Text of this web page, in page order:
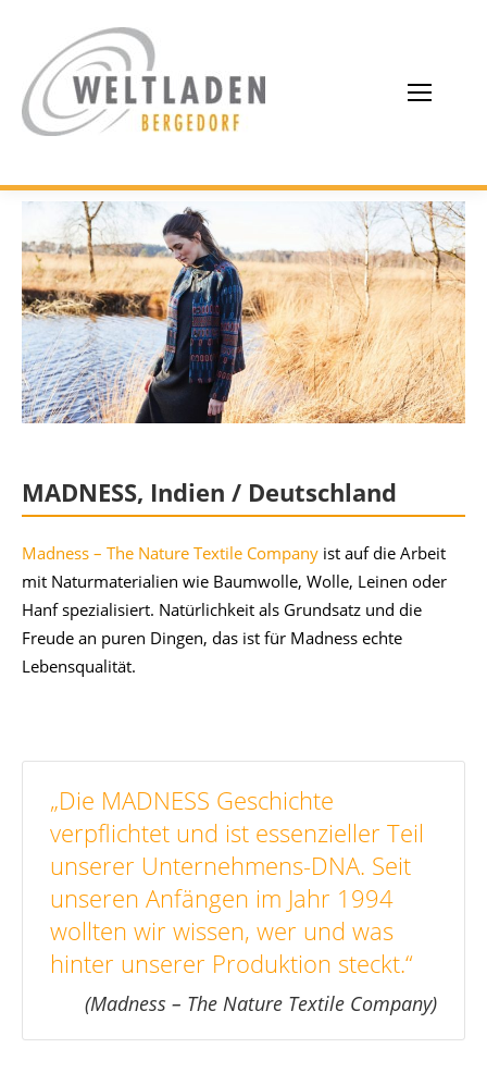
MADNESS, Indien / Deutschland
Madness – The Nature Textile Company ist auf die Arbeit
mit Naturmaterialien wie Baumwolle, Wolle, Leinen oder
Hanf spezialisiert. Natürlichkeit als Grundsatz und die
Freude an puren Dingen, das ist für Madness echte
Lebensqualität.
„Die MADNESS Geschichte
verpflichtet und ist essenzieller Teil
unserer Unternehmens-DNA. Seit
unseren Anfängen im Jahr 1994
wollten wir wissen, wer und was
hinter unserer Produktion steckt.“
(Madness – The Nature Textile Company)